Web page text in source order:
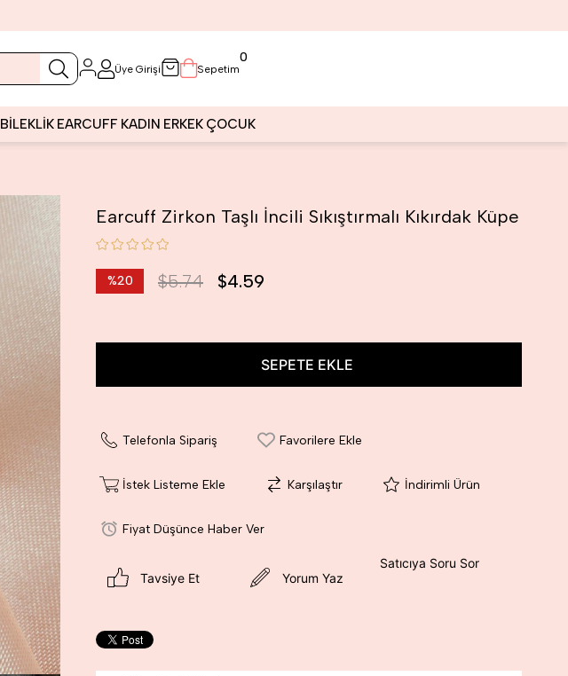
Üye Girişi Sepetim
0
BİLEKLİK EARCUFF KADIN ERKEK ÇOCUK
Earcuff Zirkon Taşlı İncili Sıkıştırmalı Kıkırdak Küpe
%20
$5.74 $4.59
Telefonla Sipariş Favorilere Ekle
İstek Listeme Ekle Karşılaştır İndirimli Ürün
Fiyat Düşünce Haber Ver
Tavsiye Et Yorum Yaz
Satıcıya Soru Sor